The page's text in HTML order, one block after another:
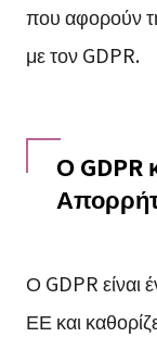
που αφορούν
με τον GDPR.
Ο GDPR
Ο GDPR είναι
ΕΕ και